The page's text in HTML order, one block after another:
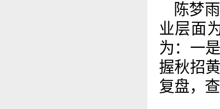
陈梦
业层面
为：一
握秋招
复盘，